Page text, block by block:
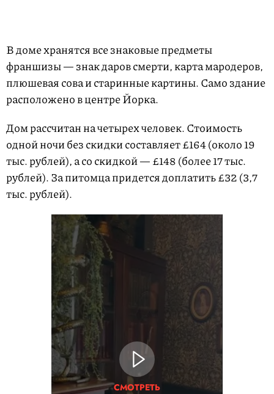
В доме хранятся все знаковые предметы
франшизы — знак даров смерти, карта мародеров,
плюшевая сова и старинные картины. Само здание
расположено в центре Йорка.
Дом рассчитан на четырех человек. Стоимость
одной ночи без скидки составляет £164 (около 19
тыс. рублей), а со скидкой — £148 (более 17 тыс.
рублей). За питомца придется доплатить £32 (3,7
тыс. рублей).
СМОТРЕТЬ